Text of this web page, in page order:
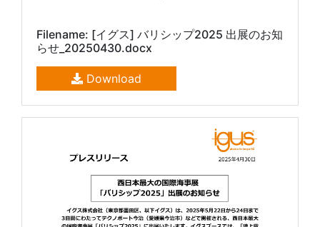
Filename: [イグス] バリシップ2025 出展のお知
らせ_20250430.docx
Download